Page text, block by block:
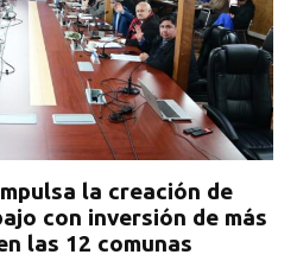
la creación de
con inversión de más
las 12 comunas